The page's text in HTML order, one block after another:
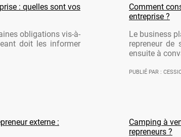
: quelles sont vos
obligations vis-à-
doit les informer
Comment
entreprise ?
Le business
repreneur de
ensuite à
PUBLIÉ PAR :
externe :
Camping à
repreneurs ?